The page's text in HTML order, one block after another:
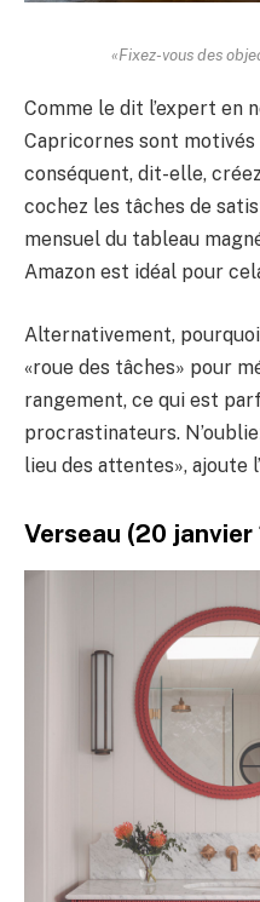
«Fixez-vous des
Comme le dit l’expert en
Capricornes sont
conséquent, dit-elle,
cochez les tâches de
mensuel du tableau
Amazon est idéal pour
Alternativement,
«roue des tâches» pour
rangement, ce qui est
procrastinateurs.
lieu des attentes», ajoute
Verseau (20